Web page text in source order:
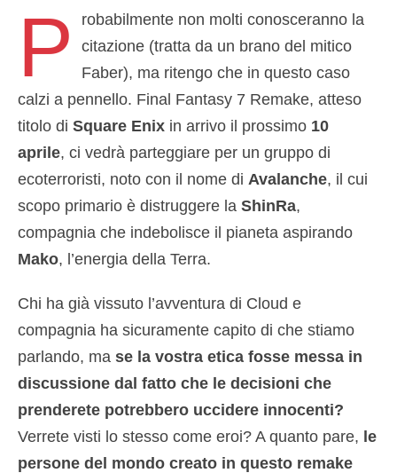
P
robabilmente non molti conosceranno la
citazione (tratta da un brano del mitico
Faber), ma ritengo che in questo caso
calzi a pennello. Final Fantasy 7 Remake, atteso
titolo di Square Enix in arrivo il prossimo 10
aprile, ci vedrà parteggiare per un gruppo di
ecoterroristi, noto con il nome di Avalanche, il cui
scopo primario è distruggere la ShinRa,
compagnia che indebolisce il pianeta aspirando
Mako, l’energia della Terra.
Chi ha già vissuto l’avventura di Cloud e
compagnia ha sicuramente capito di che stiamo
parlando, ma se la vostra etica fosse messa in
discussione dal fatto che le decisioni che
prenderete potrebbero uccidere innocenti?
Verrete visti lo stesso come eroi? A quanto pare, le
persone del mondo creato in questo remake